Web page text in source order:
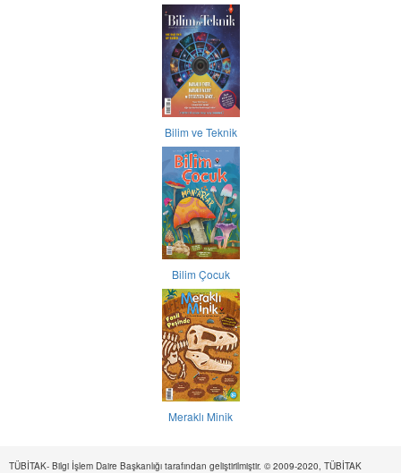
Bilim ve Teknik
Bilim Çocuk
Meraklı Minik
TÜBİTAK- Bilgi İşlem Daire Başkanlığı tarafından geliştirilmiştir. © 2009-2020, TÜBİTAK